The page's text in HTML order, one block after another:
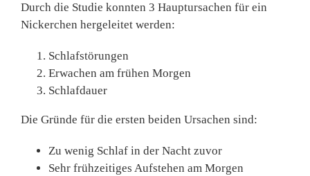
Durch die Studie konnten 3 Hauptursachen für ein
Nickerchen hergeleitet werden:
Schlafstörungen
Erwachen am frühen Morgen
Schlafdauer
Die Gründe für die ersten beiden Ursachen sind:
Zu wenig Schlaf in der Nacht zuvor
Sehr frühzeitiges Aufstehen am Morgen